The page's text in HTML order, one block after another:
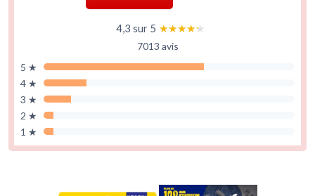
4,3 sur 5 ★★★★★
★★★★★
7013 avis
5 ★
4 ★
3 ★
2 ★
1 ★